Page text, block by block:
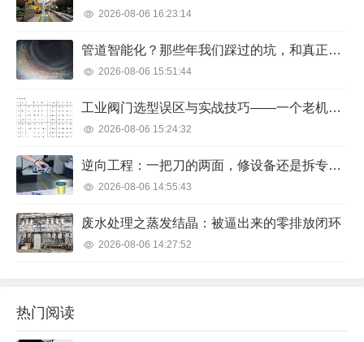
2026-08-06 16:23:14
管道智能化？那些年我们踩过的坑，和真正能用的招儿
2026-08-06 15:51:44
工业阀门选型误区与实战技巧——一个老机械工程师的20年心得
2026-08-06 15:24:32
逆向工程：一把刀的两面，修设备还是拆专利？
2026-08-06 14:55:43
废水处理之蒸发结晶：被逼出来的零排放闭环
2026-08-06 14:27:52
热门阅读